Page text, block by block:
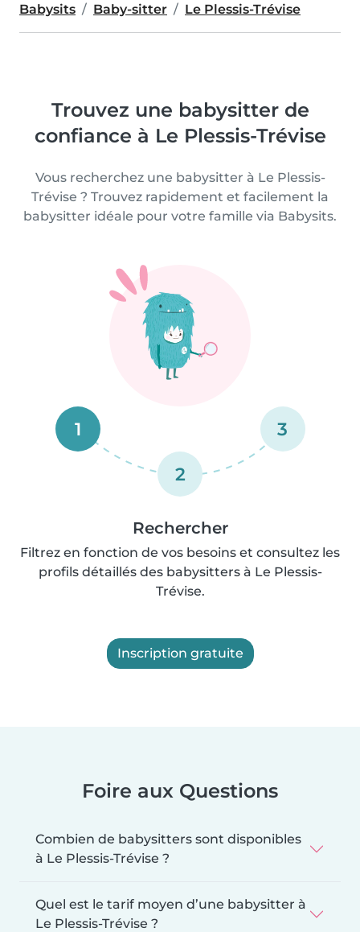
Babysits Baby-sitter Le Plessis-Trévise
Trouvez une babysitter de
confiance à Le Plessis-Trévise
Vous recherchez une babysitter à Le Plessis-
Trévise ? Trouvez rapidement et facilement la
babysitter idéale pour votre famille via Babysits.
1
2
3
Rechercher
Filtrez en fonction de vos besoins et consultez les
profils détaillés des babysitters à Le Plessis-
Trévise.
Inscription gratuite
Foire aux Questions
Combien de babysitters sont disponibles
à Le Plessis-Trévise ?
Quel est le tarif moyen d’une babysitter à
Le Plessis-Trévise ?